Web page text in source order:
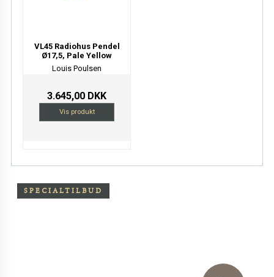
VL45 Radiohus Pendel
Ø17,5, Pale Yellow
Louis Poulsen
3.645,00 DKK
Vis produkt
SPECIALTILBUD